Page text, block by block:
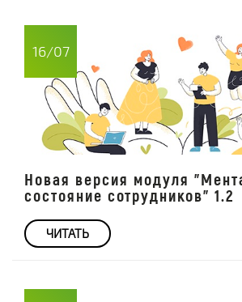
16/07
Новая версия модуля
состояние сотрудников" 1.2
ЧИТАТЬ